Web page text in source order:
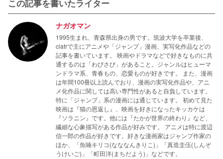
この記事を書いたライター
ナガオマン
1995生まれ、青森県出身の男です。筑波大学を卒業後、
ciatrで主にアニメや「ジャンプ」漫画、実写化作品などの
記事を書いています。 映画やドラマなどで好きなものに共
通するのは「わびさび」があること。ジャンルはヒューマ
ンドラマ系、青春もの、恋愛ものが好きです。 また、漫画
は年間100冊以上読んでおり、漫画の実写化作品や、アニ
メ化作品に関しては高い専門性があると自負しています。
特に「ジャンプ」系の漫画には通じています。 初めて見た
映画は『猫の恩返し』、映画を好きになったキッカケは
『ソラニン』です。他には『たかが世界の終わり』など、
繊細な心象描写がある作品が好みです。 アニメは特に渡辺
信一郎の作品が好きです。好きな漫画家はジャンプ作家の
ほか、「魚喃キリコ(なななんきりこ)」「真造圭伍(しんぞ
うけいご)」「町田洋(まちだよう)」などです。